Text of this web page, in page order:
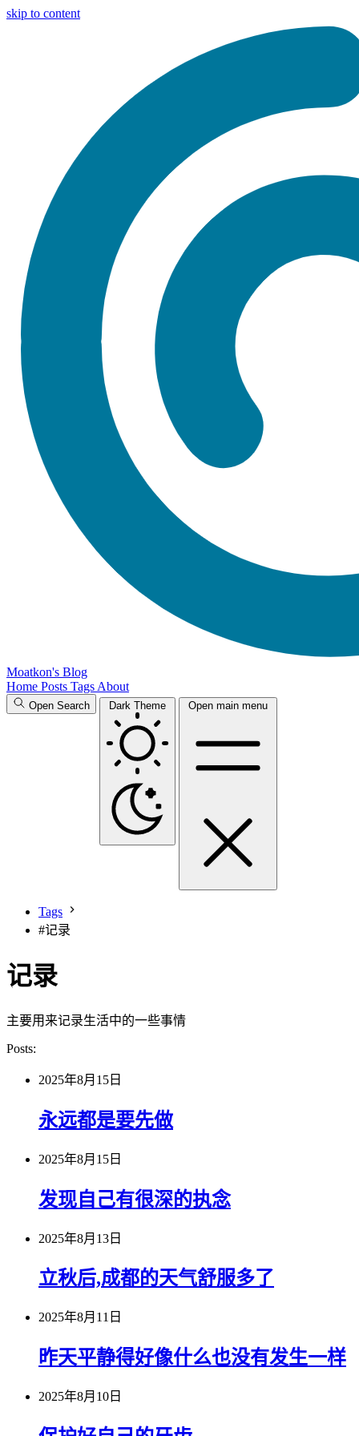
skip to content
Moatkon's Blog
Home Posts Tags About
Open Search Dark Theme Open main menu
Tags
#记录
记录
主要用来记录生活中的一些事情
Posts:
2025年8月15日
永远都是要先做
2025年8月15日
发现自己有很深的执念
2025年8月13日
立秋后,成都的天气舒服多了
2025年8月11日
昨天平静得好像什么也没有发生一样
2025年8月10日